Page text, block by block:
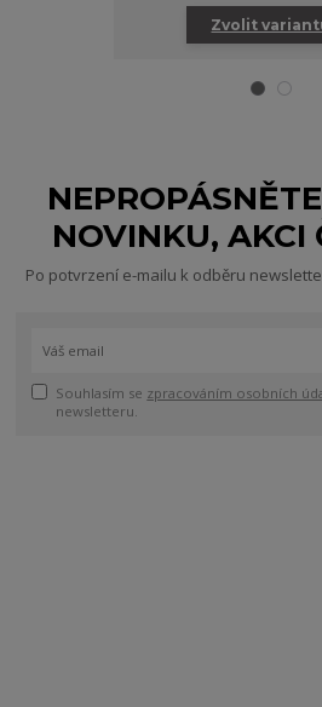
Zvolit
NOVINKU, AKCI
Po potvrzení e-mailu k odběru
Souhlasím se zpracováním osobních
newsletteru.